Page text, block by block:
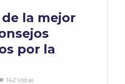
la mejor
por la
142 Vistas